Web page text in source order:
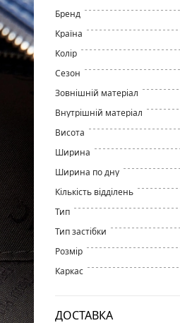
Бренд
Країна
Колір
Сезон
Зовнішній матеріал
Внутрішній матеріал
Висота
Ширина
Ширина по дну
Кількість відділень
Тип
Тип застібки
Розмір
Каркас
ДОСТАВКА